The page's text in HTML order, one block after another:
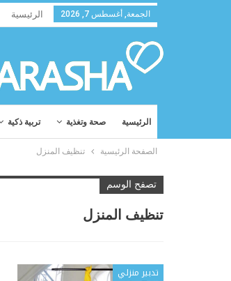
الجمعة, أغسطس 7, 2026 الرئيسية
الرئيسية صحة وتغذية تربية ذكية
الصفحة الرئيسية تنظيف المنزل
تصفح الوسم
تنظيف المنزل
تدبير منزلي